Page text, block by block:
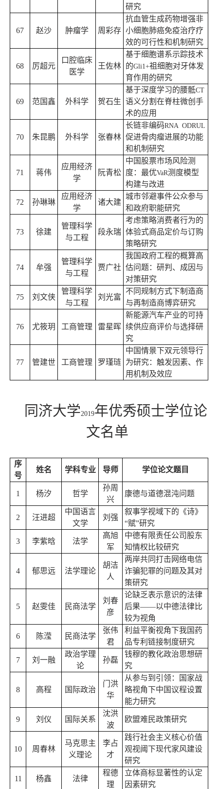
研究
67 赵沙 肿瘤学 周彩存
抗血管生成药物增强非
小细胞肺癌免疫治疗疗
效的可行性和机制研究
68 厉超元
口腔临床
医学
王佐林
基于细胞谱系示踪技术
的Gli1+祖细胞对牙体发
育作用的研究
69 范国鑫 外科学 贺石生
基于深度学习的腰骶CT
语义分割在脊柱微创手
术的应用
70 朱昆鹏 外科学 张春林
长链非编码RNA ODRUL
促进骨肉瘤进展的功能
和机制研究
71 蒋伟
应用经济
学
阮青松
中国股票市场风险测
度：最优VaR测度模型
构建与改进
72 孙琳琳
应用经济
学
诸大建
城市邻避事件公众参与
和政府职能研究
73 徐建
管理科学
与工程
段永瑞
考虑策略消费者行为的
体验式商品定价与订购
策略研究
74 牟强
管理科学
与工程
贾广社
我国政府工程的概算高
估问题：研判、成因与
对策研究
75 刘文侠
管理科学
与工程
刘光富
不同规制方式下制造商
与再制造商博弈研究
76 尤筱玥 工商管理 雷星晖
新能源汽车产业的可持
续供应商评价与选择研
究
77 管建世 工商管理 罗瑾琏
中国情景下双元领导行
为研究：触发因素、作
用机制及效应
同济大学2019年优秀硕士学位论
文名单
序
号
姓名 学科专业 导师 学位论文题目
1 杨汐 哲学
孙周
兴
康德与道德混沌问题
2 汪进超
中国语言
文学
刘强
叙事学视域下的《诗》
“赋”研究
3 李紫晗 法学
高旭
军
中德有限责任公司股东
知情权比较研究
4 郁思远 法学理论
胡洁
人
两岸共同打击网络电信
诈骗犯罪的问题及其对
策研究
5 赵雯佳 民商法学
刘春
彦
论缺乏表示意识的法律
后果——以中德法律比
较为视角
6 陈滢 民商法学
张伟
君
利益平衡视角下我国药
品专利链接制度研究
7 刘一融
政治学理
论
孙磊
钱穆的教化政治思想研
究
8 高程 国际政治
门洪
华
从参与到引领：国家战
略视角下中国议程设置
能力研究
9 刘仪 国际关系
沈洪
波
欧盟难民政策研究
10 周春林
马克思主
义理论
李占
才
践行社会主义核心价值
观视阈下现代家风建设
研究
11 杨鑫 法律
程德
理
立体商标显著性的认定
因素研究